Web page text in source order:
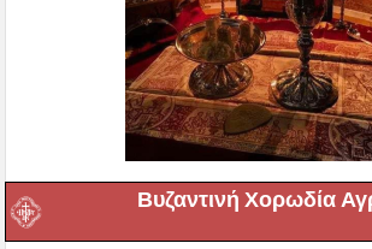
Βυζαντινή Χορωδία